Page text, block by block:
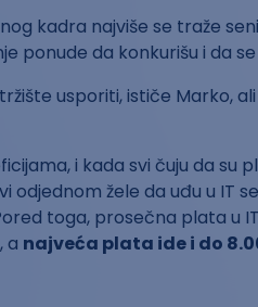
kadra najviše se traže
ponude da konkurišu i da
usporiti, ističe Marko,
i kada svi čuju da su
odjednom žele da uđu u IT
toga, prosečna plata u
, a najveća plata ide i do